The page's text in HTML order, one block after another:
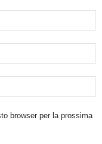
browser per la prossima